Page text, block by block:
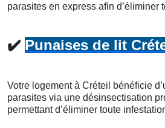
parasites en express afin d’éliminer
✔️ Punaises de lit
Votre logement à Créteil bénéficie
parasites via une désinsectisation
permettant d’éliminer toute